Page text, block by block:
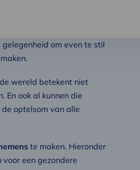
om even te stil
wereld betekent niet
En ook al kunnen die
de optelsom van alle
te maken. Hieronder
een gezondere